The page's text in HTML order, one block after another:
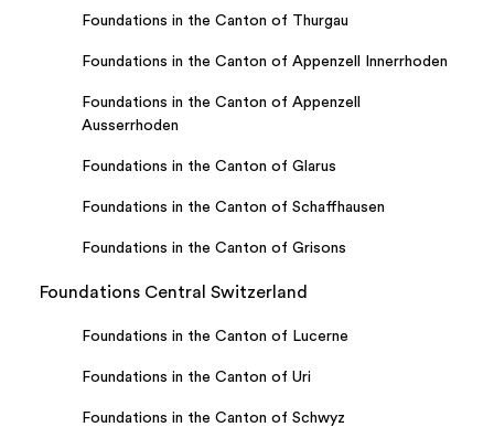
Foundations in the Canton of Thurgau
Foundations in the Canton of Appenzell Innerrhoden
Foundations in the Canton of Appenzell
Ausserrhoden
Foundations in the Canton of Glarus
Foundations in the Canton of Schaffhausen
Foundations in the Canton of Grisons
Foundations Central Switzerland
Foundations in the Canton of Lucerne
Foundations in the Canton of Uri
Foundations in the Canton of Schwyz